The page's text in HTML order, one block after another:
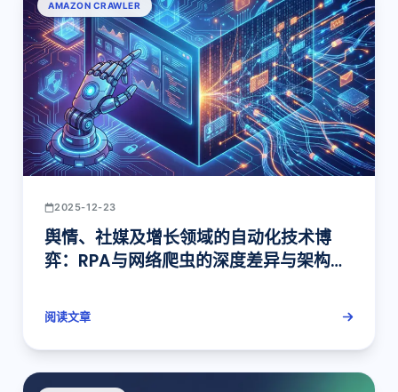
AMAZON CRAWLER
2025-12-23
舆情、社媒及增长领域的自动化技术博
弈：RPA与网络爬虫的深度差异与架构选
阅读文章